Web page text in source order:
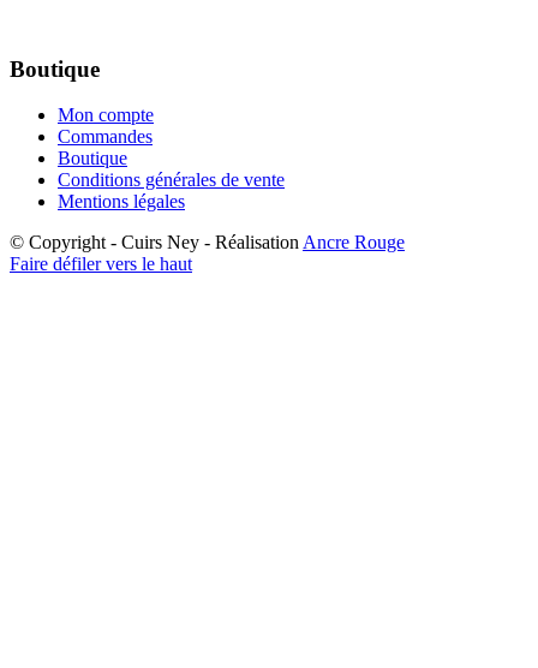
Boutique
Mon compte
Commandes
Boutique
Conditions générales de vente
Mentions légales
© Copyright - Cuirs Ney - Réalisation Ancre Rouge
Faire défiler vers le haut